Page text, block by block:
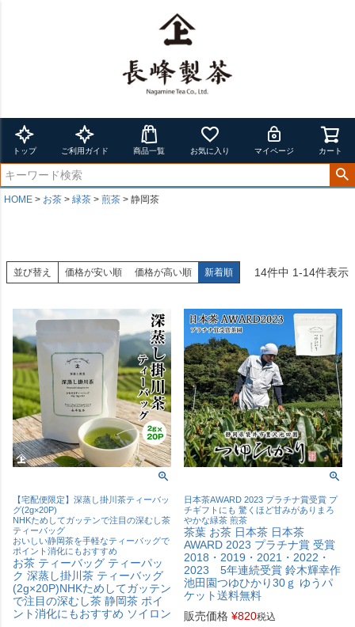
トップ ご利用ガイド 商品一覧 お気に入り マイページ カート
HOME お茶 緑茶 煎茶 静岡茶
並び替え 価格が安い順 価格が高い順 新着順 14件中 1-14件表示
【宅配便限定】深蒸し掛川茶ティーバッ
グ(2g×20P)
NHKためしてガッテンで注目の深むし茶
ティーバッグ
おいしい静岡茶を手軽なティーバッグで
ポイント消化にもおすすめ
お茶 ティーバッグ ティーパッ
ク 深蒸し掛川茶 ティーバッグ
(2g×20P)NHKためしてガッテン
で注目の深むし茶 静岡茶 ポイ
ント消化にもおすすめ ソイロン
日本茶AWARD 2023 プラチナ賞受賞 プ
チギフトにも 驚くほど甘みがありまろ
やかな緑茶 煎茶
茶葉 お茶 日本茶 日本茶
AWARD 2023 プラチナ賞 受賞
2018・2019・2021・2022・
2023 5年連続受賞 鈴木輝幸作
池田園つゆひかり30ｇ ゆうパ
ケット送料無料
販売価格 ¥820税込